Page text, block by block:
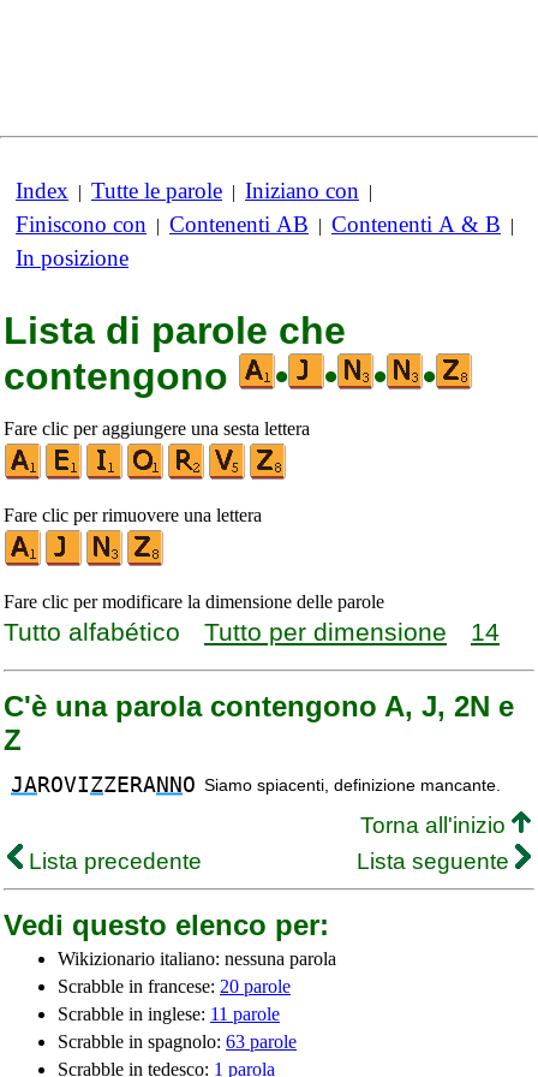
Index | Tutte le parole | Iniziano con |
Finiscono con | Contenenti AB | Contenenti A & B |
In posizione
Lista di parole che
contengono
• • • •
Fare clic per aggiungere una sesta lettera
Fare clic per rimuovere una lettera
Fare clic per modificare la dimensione delle parole
Tutto alfabético Tutto per dimensione 14
C'è una parola contengono A, J, 2N e
Z
JAROVIZZERANN O Siamo spiacenti, definizione mancante.
Torna all'inizio
Lista precedente
Lista seguente
Vedi questo elenco per:
Wikizionario italiano: nessuna parola
Scrabble in francese: 20 parole
Scrabble in inglese: 11 parole
Scrabble in spagnolo: 63 parole
Scrabble in tedesco: 1 parola